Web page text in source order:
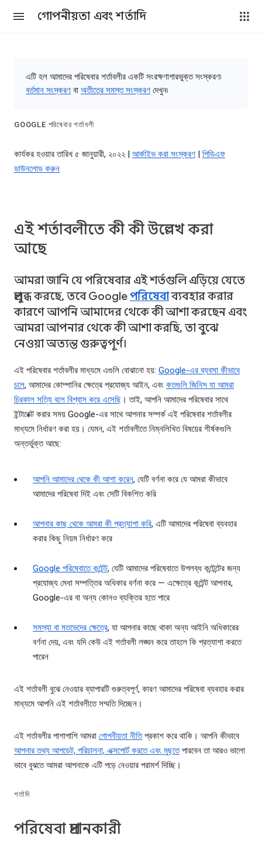
গোপনীয়তা এবং শর্তাদি
এটি হল আমাদের পরিষেবার শর্তাবলীর একটি সংরক্ষণাগারভুক্ত সংস্করণ৷
বর্তমান সংস্করণ বা অতীতের সমস্ত সংস্করণ দেখুন৷
GOOGLE পরিষেবার শর্তাবলী
কার্যকর হওয়ার তারিখ ৫ জানুয়ারী, ২০২২ | আর্কাইভ করা সংস্করণ | পিডিএফ
ডাউনলোড করুন
এই শর্তাবলীতে কী কী উল্লেখ করা
আছে
আমরা জানি যে পরিষেবার এই শর্তগুলি এড়িয়ে যেতে
প্রলুব্ধ করছে, তবে Googleপরিষেবাব্যবহার করার
কারণে আপনি আমাদের থেকে কী আশা করছেন এবং
আমরা আপনার থেকে কী আশা করছি, তা বুঝে
নেওয়া অত্যন্ত গুরুত্বপূর্ণ।
এই পরিষেবার শর্তাবলীর মাধ্যমে এগুলি বোঝানো হয়: Google-এর ব্যবসা কীভাবে
চলে, আমাদের কোম্পানির ক্ষেত্রে প্রযোজ্য আইন, এবং কতগুলি জিনিস যা আমরা
চিরকাল সত্যি বলে বিশ্বাস করে এসেছি । তাই, আপনি আমাদের পরিষেবার সাথে
ইন্টারেক্ট করার সময় Google-এর সাথে আপনার সম্পর্ক এই পরিষেবার শর্তাবলীর
মাধ্যমে নির্ধারণ করা হয়। যেমন, এই শর্তাবলীতে নিম্নলিখিত বিষয়ের শীর্ষকগুলি
অন্তর্ভুক্ত আছে:
আপনি আমাদের থেকে কী আশা করেন, যেটি বর্ণনা করে যে আমরা কীভাবে
আমাদের পরিষেবা দিই এবং সেটি বিকশিত করি
আপনার কাছ থেকে আমরা কী প্রত্যাশা করি, এটি আমাদের পরিষেবা ব্যবহার
করার কিছু নিয়ম নির্ধারণ করে
Google পরিষেবাতে কন্টেন্ট, যেটি আমাদের পরিষেবাতে উপলব্ধ কন্টেন্টের জন্য
প্রযোজ্য মেধা সম্পত্তির অধিকার বর্ণনা করে — এক্ষেত্রে কন্টেন্ট আপনার,
Google-এর বা অন্য কোনও ব্যক্তির হতে পারে
সমস্যা বা মতভেদের ক্ষেত্রে, যা আপনার কাছে থাকা অন্য আইনি অধিকারের
বর্ণনা দেয়, এবং যদি কেউ এই শর্তাবলী লঙ্ঘন করে তাহলে কি প্রত্যাশা করতে
পারেন
এই শর্তাবলী বুঝে নেওয়ার ব্যাপারটি গুরুত্বপূর্ণ, কারণ আমাদের পরিষেবা ব্যবহার করার
মাধ্যমে আপনি এই শর্তাবলীতে সম্মতি দিচ্ছেন।
এই শর্তাবলীর পাশাপাশি আমরা গোপনীয়তা নীতিপ্রকাশ করে থাকি। আপনি কীভাবে
আপনার তথ্য আপডেট, পরিচালনা, এক্সপোর্ট করতে এবং মুছতেপারবেন তা আরও ভালো
ভাবে বুঝতে আমরা আপনাকে এটি পড়ে নেওয়ার পরামর্শ দিচ্ছি।
শর্তাদি
পরিষেবা প্রদানকারী